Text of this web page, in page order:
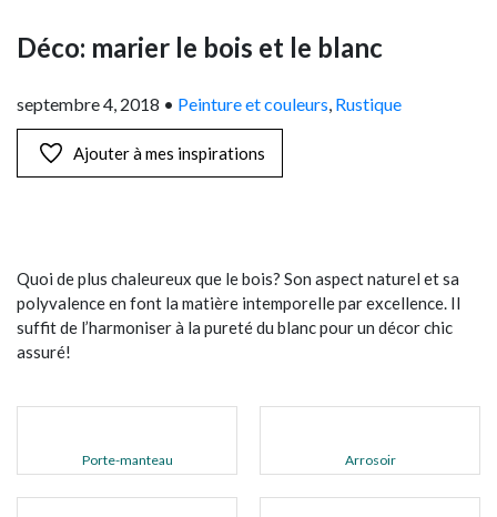
Déco: marier le bois et le blanc
septembre 4, 2018 • Peinture et couleurs, Rustique
Ajouter à mes inspirations
Quoi de plus chaleureux que le bois? Son aspect naturel et sa
polyvalence en font la matière intemporelle par excellence. Il
suffit de l’harmoniser à la pureté du blanc pour un décor chic
assuré!
Porte-manteau Arrosoir